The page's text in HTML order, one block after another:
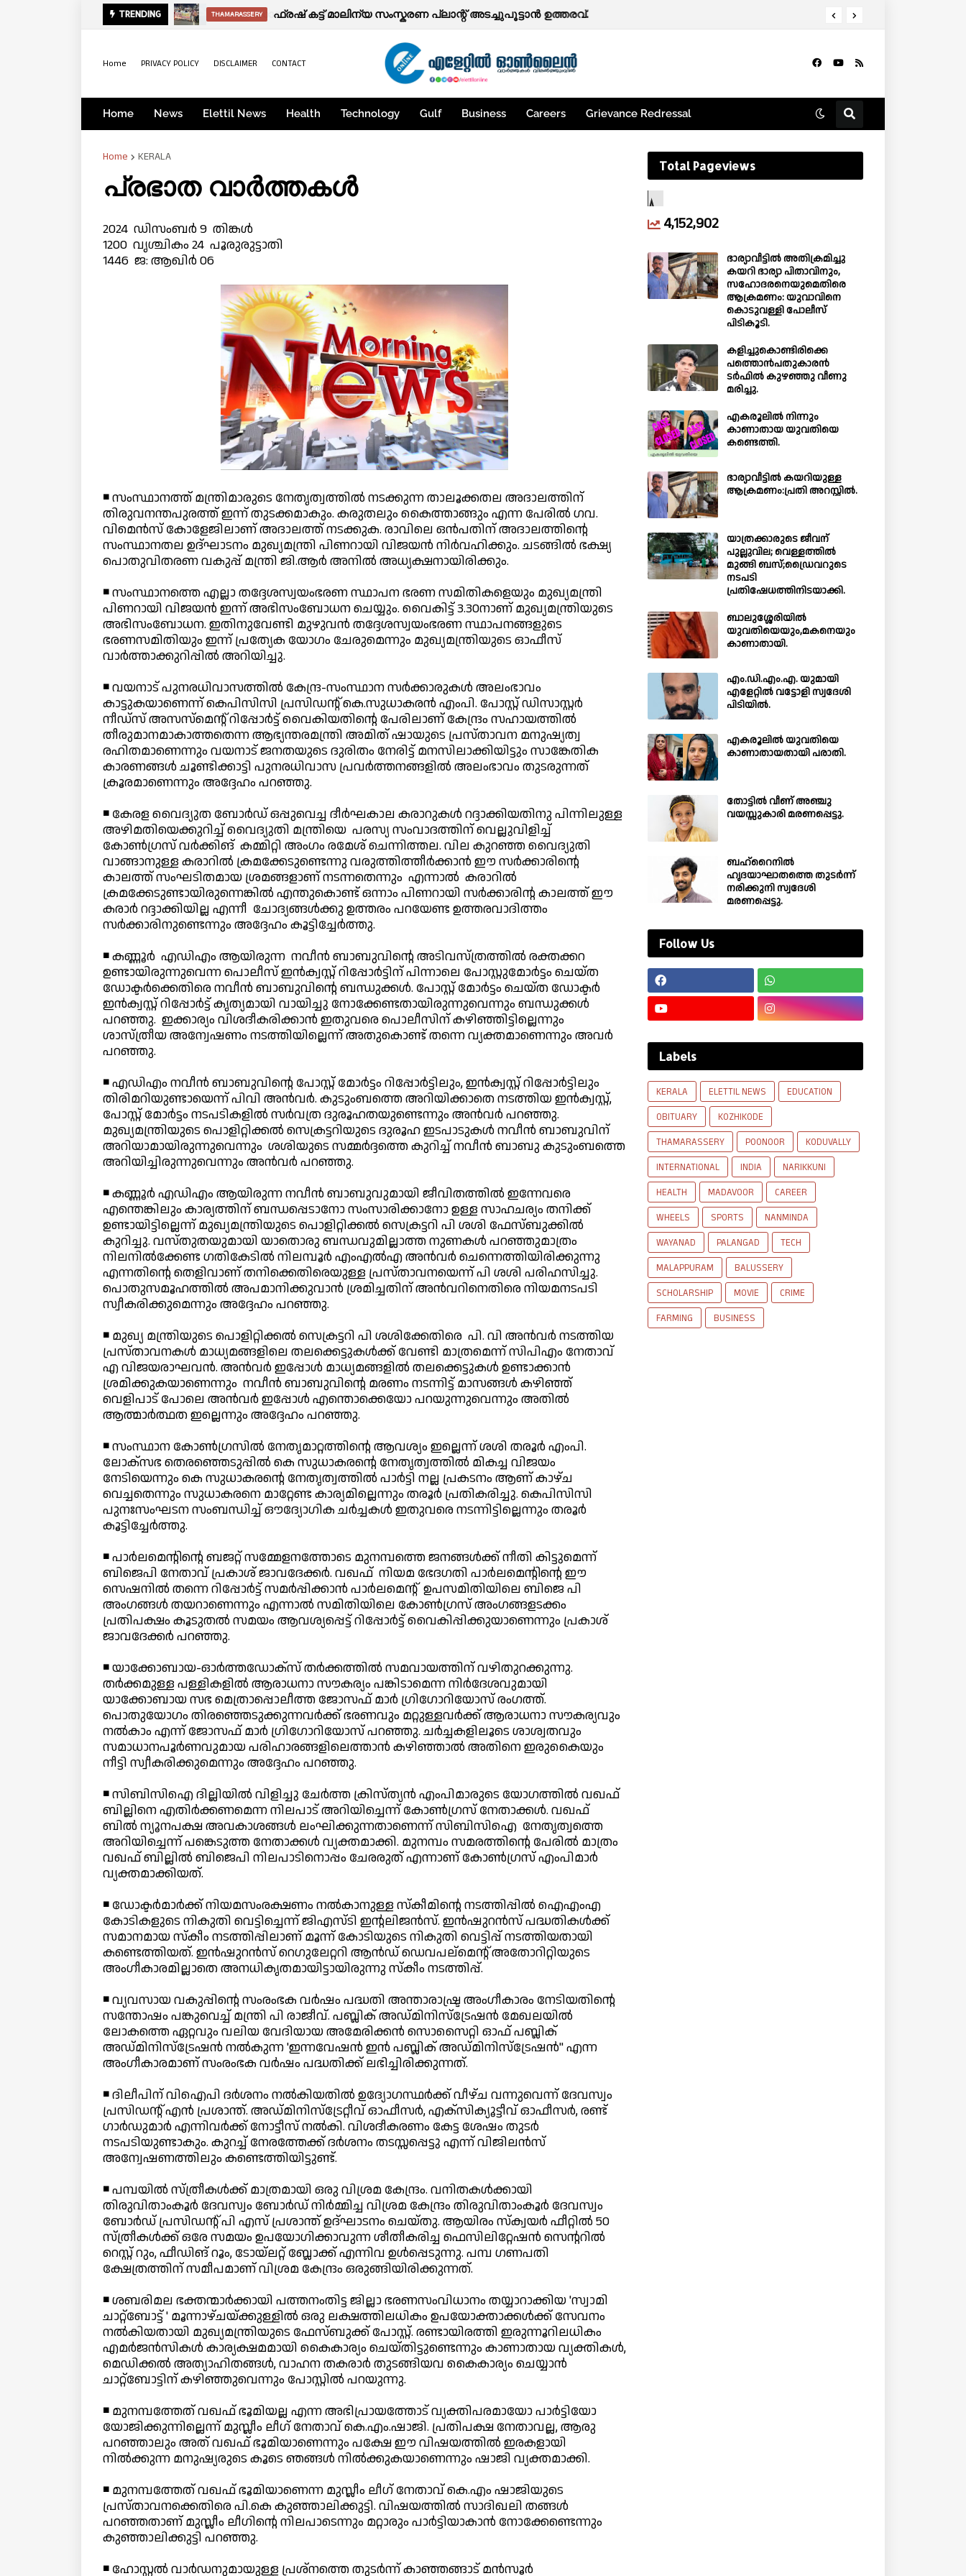
TRENDING KERALA സായാഹ്ന വാര്‍ത്തകള്‍.
Home PRIVACY POLICY DISCLAIMER CONTACT
Home News Elettil News Health Technology Gulf Business Careers Grievance Redressal
Home KERALA
പ്രഭാത വാർത്തകൾ
2024 ഡിസംബർ 9 തിങ്കൾ
1200 വൃശ്ചികം 24 പൂരുരുട്ടാതി
1446 ജ: ആഖിർ 06
◾ സംസ്ഥാനത്ത് മന്ത്രിമാരുടെ നേതൃത്വത്തില്‍ നടക്കുന്ന താലൂക്കതല അദാലത്തിന്
തിരുവനന്തപുരത്ത് ഇന്ന് തുടക്കമാകും. കരുതലും കൈത്താങ്ങും എന്ന പേരില്‍ ഗവ.
വിമെന്‍സ് കോളേജിലാണ് അദാലത്ത് നടക്കുക. രാവിലെ ഒന്‍പതിന് അദാലത്തിന്റെ
സംസ്ഥാനതല ഉദ്ഘാടനം മുഖ്യമന്ത്രി പിണറായി വിജയന്‍ നിര്‍വഹിക്കും. ചടങ്ങില്‍ ഭക്ഷ്യ
പൊതുവിതരണ വകുപ്പ് മന്ത്രി ജി.ആര്‍ അനില്‍ അധ്യക്ഷനായിരിക്കും.
◾ സംസ്ഥാനത്തെ എല്ലാ തദ്ദേശസ്വയംഭരണ സ്ഥാപന ഭരണ സമിതികളെയും മുഖ്യമന്ത്രി
പിണറായി വിജയന്‍ ഇന്ന് അഭിസംബോധന ചെയ്യും. വൈകിട്ട് 3.30നാണ് മുഖ്യമന്ത്രിയുടെ
അഭിസംബോധന. ഇതിനുവേണ്ടി മുഴുവന്‍ തദ്ദേശസ്വയംഭരണ സ്ഥാപനങ്ങളുടെ
ഭരണസമിതിയും ഇന്ന് പ്രത്യേക യോഗം ചേരുമെന്നും മുഖ്യമന്ത്രിയുടെ ഓഫീസ്
വാര്‍ത്താക്കുറിപ്പില്‍ അറിയിച്ചു.
◾ വയനാട് പുനരധിവാസത്തില്‍ കേന്ദ്ര-സംസ്ഥാന സര്‍ക്കാരുകള്‍ അലംഭാവം
കാട്ടുകയാണെന്ന് കെപിസിസി പ്രസിഡന്റ് കെ.സുധാകരന്‍ എംപി. പോസ്റ്റ് ഡിസാസ്റ്റര്‍
നീഡ്‌സ് അസസ്‌മെന്റ് റിപ്പോര്‍ട്ട് വൈകിയതിന്റെ പേരിലാണ് കേന്ദ്രം സഹായത്തില്‍
തീരുമാനമാകാത്തതെന്ന ആഭ്യന്തരമന്ത്രി അമിത് ഷായുടെ പ്രസ്താവന മനുഷ്യത്വ
രഹിതമാണെന്നും വയനാട് ജനതയുടെ ദുരിതം നേരിട്ട് മനസിലാക്കിയിട്ടും സാങ്കേതിക
കാരണങ്ങള്‍ ചൂണ്ടിക്കാട്ടി പുനരധിവാസ പ്രവര്‍ത്തനങ്ങളില്‍ അലംഭാവം തുടരുന്നത്
ക്രൂരമാണെന്നും അദ്ദേഹം പറഞ്ഞു.
◾ കേരള വൈദ്യുത ബോര്‍ഡ് ഒപ്പുവെച്ച ദീര്‍ഘകാല കരാറുകള്‍ റദ്ദാക്കിയതിനു പിന്നിലുള്ള
അഴിമതിയെക്കുറിച്ച് വൈദ്യുതി മന്ത്രിയെ പരസ്യ സംവാദത്തിന് വെല്ലുവിളിച്ച്
കോണ്‍ഗ്രസ് വര്‍ക്കിങ് കമ്മിറ്റി അംഗം രമേശ് ചെന്നിത്തല. വില കുറഞ്ഞ വൈദ്യുതി
വാങ്ങാനുള്ള കരാറില്‍ ക്രമക്കേടുണ്ടെന്നു വരുത്തിത്തീര്‍ക്കാന്‍ ഈ സര്‍ക്കാരിന്റെ
കാലത്ത് സംഘടിതമായ ശ്രമങ്ങളാണ് നടന്നതെന്നും എന്നാല്‍ കരാറില്‍
ക്രമക്കേടുണ്ടായിരുന്നെങ്കില്‍ എന്തുകൊണ്ട് ഒന്നാം പിണറായി സര്‍ക്കാരിന്റ കാലത്ത് ഈ
കരാര്‍ റദ്ദാക്കിയില്ല എന്നീ ചോദ്യങ്ങള്‍ക്കു ഉത്തരം പറയേണ്ട ഉത്തരവാദിത്തം
സര്‍ക്കാരിനുണ്ടെന്നും അദ്ദേഹം കൂട്ടിച്ചേര്‍ത്തു.
◾ കണ്ണൂര്‍ എഡിഎം ആയിരുന്ന നവീന്‍ ബാബുവിന്റെ അടിവസ്ത്രത്തില്‍ രക്തക്കറ
ഉണ്ടായിരുന്നുവെന്ന പൊലീസ് ഇന്‍ക്വസ്റ്റ് റിപ്പോര്‍ട്ടിന് പിന്നാലെ പോസ്റ്റുമോര്‍ട്ടം ചെയ്ത
ഡോക്ടര്‍ക്കെതിരെ നവീന്‍ ബാബുവിന്റെ ബന്ധുക്കള്‍. പോസ്റ്റ് മോര്‍ട്ടം ചെയ്ത ഡോക്ടര്‍
ഇന്‍ക്വസ്റ്റ് റിപ്പോര്‍ട്ട് കൃത്യമായി വായിച്ചു നോക്കേണ്ടതായിരുന്നുവെന്നും ബന്ധുക്കള്‍
പറഞ്ഞു. ഇക്കാര്യം വിശദീകരിക്കാന്‍ ഇതുവരെ പൊലീസിന് കഴിഞ്ഞിട്ടില്ലെന്നും
ശാസ്ത്രീയ അന്വേഷണം നടത്തിയില്ലെന്ന് അതുകൊണ്ട് തന്നെ വ്യക്തമാണെന്നും അവര്‍
പറഞ്ഞു.
◾ എഡിഎം നവീന്‍ ബാബുവിന്റെ പോസ്റ്റ് മോര്‍ട്ടം റിപ്പോര്‍ട്ടിലും, ഇന്‍ക്വസ്റ്റ് റിപ്പോര്‍ട്ടിലും
തിരിമറിയുണ്ടായെന്ന് പിവി അന്‍വര്‍. കുടുംബത്തെ അറിയിക്കാതെ നടത്തിയ ഇന്‍ക്വസ്റ്റ്,
പോസ്റ്റ് മോര്‍ട്ടം നടപടികളില്‍ സര്‍വത്ര ദുരൂഹതയുണ്ടെന്നും അന്‍വര്‍ പറഞ്ഞു.
മുഖ്യമന്ത്രിയുടെ പൊളിറ്റിക്കല്‍ സെക്രട്ടറിയുടെ ദുരൂഹ ഇടപാടുകള്‍ നവീന്‍ ബാബുവിന്
അറിയാമായിരുന്നുവെന്നും ശശിയുടെ സമ്മര്‍ദ്ദത്തെ കുറിച്ച് നവീന്‍ ബാബു കുടുംബത്തെ
അറിയിച്ചിരുന്നുവെന്നും അന്‍വര്‍ പറഞ്ഞു.
◾ കണ്ണൂര്‍ എഡിഎം ആയിരുന്ന നവീന്‍ ബാബുവുമായി ജീവിതത്തില്‍ ഇന്നേവരെ
എന്തെങ്കിലും കാര്യത്തിന് ബന്ധപ്പെടാനോ സംസാരിക്കാനോ ഉള്ള സാഹചര്യം തനിക്ക്
ഉണ്ടായിട്ടില്ലെന്ന് മുഖ്യമന്ത്രിയുടെ പൊളിറ്റിക്കല്‍ സെക്രട്ടറി പി ശശി ഫേസ്ബുക്കില്‍
കുറിച്ചു. വസ്തുതയുമായി യാതൊരു ബന്ധവുമില്ലാത്ത നുണകള്‍ പറഞ്ഞുമാത്രം
നിലനില്‍ക്കേണ്ട ഗതികേടില്‍ നിലമ്പൂര്‍ എംഎല്‍എ അന്‍വര്‍ ചെന്നെത്തിയിരിക്കുന്നു
എന്നതിന്റെ തെളിവാണ് തനിക്കെതിരെയുള്ള പ്രസ്താവനയെന്ന് പി ശശി പരിഹസിച്ചു.
പൊതുസമൂഹത്തില്‍ അപമാനിക്കുവാന്‍ ശ്രമിച്ചതിന് അന്‍വറിനെതിരെ നിയമനടപടി
സ്വീകരിക്കുമെന്നും അദ്ദേഹം പറഞ്ഞു.
◾ മുഖ്യ മന്ത്രിയുടെ പൊളിറ്റിക്കല്‍ സെക്രട്ടറി പി ശശിക്കേതിരെ പി. വി അന്‍വര്‍ നടത്തിയ
പ്രസ്താവനകള്‍ മാധ്യമങ്ങളിലെ തലക്കെട്ടുകള്‍ക്ക് വേണ്ടി മാത്രമെന്ന് സിപിഎം നേതാവ്
എ വിജയരാഘവന്‍. അന്‍വര്‍ ഇപ്പോള്‍ മാധ്യമങ്ങളില്‍ തലക്കെട്ടുകള്‍ ഉണ്ടാക്കാന്‍
ശ്രമിക്കുകയാണെന്നും നവീന്‍ ബാബുവിന്റെ മരണം നടന്നിട്ട് മാസങ്ങള്‍ കഴിഞ്ഞ്
വെളിപാട് പോലെ അന്‍വര്‍ ഇപ്പോള്‍ എന്തൊക്കെയോ പറയുന്നുവെന്നും അതില്‍
ആത്മാര്‍ത്ഥത ഇല്ലെന്നും അദ്ദേഹം പറഞ്ഞു.
◾ സംസ്ഥാന കോണ്‍ഗ്രസില്‍ നേതൃമാറ്റത്തിന്റെ ആവശ്യം ഇല്ലെന്ന് ശശി തരൂര്‍ എംപി.
ലോക്സഭ തെരഞ്ഞെടുപ്പില്‍ കെ സുധാകരന്റെ നേതൃത്വത്തില്‍ മികച്ച വിജയം
നേടിയെന്നും കെ സുധാകരന്റെ നേതൃത്വത്തില്‍ പാര്‍ട്ടി നല്ല പ്രകടനം ആണ് കാഴ്ച
വെച്ചതെന്നും സുധാകരനെ മാറ്റേണ്ട കാര്യമില്ലെന്നും തരൂര്‍ പ്രതികരിച്ചു. കെപിസിസി
പുനഃസംഘടന സംബന്ധിച്ച് ഔദ്യോഗിക ചര്‍ച്ചകള്‍ ഇതുവരെ നടന്നിട്ടില്ലെന്നും തരൂര്‍
കൂട്ടിച്ചേര്‍ത്തു.
◾ പാര്‍ലമെന്റിന്റെ ബജറ്റ് സമ്മേളനത്തോടെ മുനമ്പത്തെ ജനങ്ങള്‍ക്ക് നീതി കിട്ടുമെന്ന്
ബിജെപി നേതാവ് പ്രകാശ് ജാവദേക്കര്‍. വഖഫ് നിയമ ഭേദഗതി പാര്‍ലമെന്റിന്റെ ഈ
സെഷനില്‍ തന്നെ റിപ്പോര്‍ട്ട് സമര്‍പ്പിക്കാന്‍ പാര്‍ലമെന്റ് ഉപസമിതിയിലെ ബിജെ പി
അംഗങ്ങള്‍ തയറാണെന്നും എന്നാല്‍ സമിതിയിലെ കോണ്‍ഗ്രസ് അംഗങ്ങളടക്കം
പ്രതിപക്ഷം കൂടുതല്‍ സമയം ആവശ്യപ്പെട്ട് റിപ്പോര്‍ട്ട് വൈകിപ്പിക്കുയാണെന്നും പ്രകാശ്
ജാവദേക്കര്‍ പറഞ്ഞു.
◾ യാക്കോബായ-ഓര്‍ത്തഡോക്‌സ് തര്‍ക്കത്തില്‍ സമവായത്തിന് വഴിതുറക്കുന്നു.
തര്‍ക്കമുള്ള പള്ളികളില്‍ ആരാധനാ സൗകര്യം പങ്കിടാമെന്ന നിര്‍ദേശവുമായി
യാക്കോബായ സഭ മെത്രാപ്പൊലീത്ത ജോസഫ് മാര്‍ ഗ്രിഗോറിയോസ് രംഗത്ത്.
പൊതുയോഗം തിരഞ്ഞെടുക്കുന്നവര്‍ക്ക് ഭരണവും മറ്റുള്ളവര്‍ക്ക് ആരാധനാ സൗകര്യവും
നല്‍കാം എന്ന് ജോസഫ് മാര്‍ ഗ്രിഗോറിയോസ് പറഞ്ഞു. ചര്‍ച്ചകളിലൂടെ ശാശ്വതവും
സമാധാനപൂര്‍ണവുമായ പരിഹാരങ്ങളിലെത്താന്‍ കഴിഞ്ഞാല്‍ അതിനെ ഇരുകൈയും
നീട്ടി സ്വീകരിക്കുമെന്നും അദ്ദേഹം പറഞ്ഞു.
◾ സിബിസിഐ ദില്ലിയില്‍ വിളിച്ചു ചേര്‍ത്ത ക്രിസ്ത്യന്‍ എംപിമാരുടെ യോഗത്തില്‍ വഖഫ്
ബില്ലിനെ എതിര്‍ക്കണമെന്ന നിലപാട് അറിയിച്ചെന്ന് കോണ്‍ഗ്രസ് നേതാക്കള്‍. വഖഫ്
ബില്‍ ന്യൂനപക്ഷ അവകാശങ്ങള്‍ ലംഘിക്കുന്നതാണെന്ന് സിബിസിഐ നേതൃത്വത്തെ
അറിയിച്ചെന്ന് പങ്കെടുത്ത നേതാക്കള്‍ വ്യക്തമാക്കി. മുനമ്പം സമരത്തിന്റെ പേരില്‍ മാത്രം
വഖഫ് ബില്ലില്‍ ബിജെപി നിലപാടിനൊപ്പം ചേരരുത് എന്നാണ് കോണ്‍ഗ്രസ് എംപിമാര്‍
വ്യക്തമാക്കിയത്.
◾ ഡോക്ടര്‍മാര്‍ക്ക് നിയമസംരക്ഷണം നല്‍കാനുള്ള സ്‌കീമിന്റെ നടത്തിപ്പില്‍ ഐഎംഎ
കോടികളുടെ നികുതി വെട്ടിച്ചെന്ന് ജിഎസ്ടി ഇന്റലിജന്‍സ്. ഇന്‍ഷുറന്‍സ് പദ്ധതികള്‍ക്ക്
സമാനമായ സ്‌കീം നടത്തിപ്പിലാണ് മൂന്ന് കോടിയുടെ നികുതി വെട്ടിപ്പ് നടത്തിയതായി
കണ്ടെത്തിയത്. ഇന്‍ഷുറന്‍സ് റെഗുലേറ്ററി ആന്‍ഡ് ഡെവപല്മെന്റ് അതോറിറ്റിയുടെ
അംഗീകാരമില്ലാതെ അനധികൃതമായിട്ടായിരുന്നു സ്‌കീം നടത്തിപ്പ്.
◾ വ്യവസായ വകുപ്പിന്റെ സംരംഭക വര്‍ഷം പദ്ധതി അന്താരാഷ്ട്ര അംഗീകാരം നേടിയതിന്റെ
സന്തോഷം പങ്കുവെച്ച് മന്ത്രി പി രാജീവ്. പബ്ലിക് അഡ്മിനിസ്ട്രേഷന്‍ മേഖലയില്‍
ലോകത്തെ ഏറ്റവും വലിയ വേദിയായ അമേരിക്കന്‍ സൊസൈറ്റി ഓഫ് പബ്ലിക്
അഡ്മിനിസ്‌ട്രേഷന്‍ നല്‍കുന്ന 'ഇന്നവേഷന്‍ ഇന്‍ പബ്ലിക് അഡ്മിനിസ്ട്രേഷന്‍'' എന്ന
അംഗീകാരമാണ് സംരംഭക വര്‍ഷം പദ്ധതിക്ക് ലഭിച്ചിരിക്കുന്നത്.
◾ ദിലീപിന് വിഐപി ദര്‍ശനം നല്‍കിയതില്‍ ഉദ്യോഗസ്ഥര്‍ക്ക് വീഴ്ച വന്നുവെന്ന് ദേവസ്വം
പ്രസിഡന്റ് എന്‍ പ്രശാന്ത്. അഡ്മിനിസ്ട്രേറ്റീവ് ഓഫീസര്‍, എക്സിക്യൂട്ടീവ് ഓഫീസര്‍, രണ്ട്
ഗാര്‍ഡുമാര്‍ എന്നിവര്‍ക്ക് നോട്ടീസ് നല്‍കി. വിശദീകരണം കേട്ട ശേഷം തുടര്‍
നടപടിയുണ്ടാകും. കുറച്ച് നേരത്തേക്ക് ദര്‍ശനം തടസ്സപ്പെട്ടു എന്ന് വിജിലന്‍സ്
അന്വേഷണത്തിലും കണ്ടെത്തിയിട്ടുണ്ട്.
◾ പമ്പയില്‍ സ്ത്രീകള്‍ക്ക് മാത്രമായി ഒരു വിശ്രമ കേന്ദ്രം. വനിതകള്‍ക്കായി
തിരുവിതാംകൂര്‍ ദേവസ്വം ബോര്‍ഡ് നിര്‍മ്മിച്ച വിശ്രമ കേന്ദ്രം തിരുവിതാംകൂര്‍ ദേവസ്വം
ബോര്‍ഡ് പ്രസിഡന്റ് പി എസ് പ്രശാന്ത് ഉദ്ഘാടനം ചെയ്തു. ആയിരം സ്‌ക്വയര്‍ ഫീറ്റില്‍ 50
സ്ത്രീകള്‍ക്ക് ഒരേ സമയം ഉപയോഗിക്കാവുന്ന ശീതീകരിച്ച ഫെസിലിറ്റേഷന്‍ സെന്ററില്‍
റെസ്റ്റ് റും, ഫീഡിങ് റൂം, ടോയ്ലറ്റ് ബ്ലോക്ക് എന്നിവ ഉള്‍പ്പെടുന്നു. പമ്പ ഗണപതി
ക്ഷേത്രത്തിന് സമീപമാണ് വിശ്രമ കേന്ദ്രം ഒരുങ്ങിയിരിക്കുന്നത്.
◾ ശബരിമല ഭക്തന്മാര്‍ക്കായി പത്തനംതിട്ട ജില്ലാ ഭരണസംവിധാനം തയ്യാറാക്കിയ 'സ്വാമി
ചാറ്റ്ബോട്ട് ' മൂന്നാഴ്ചയ്ക്കുള്ളില്‍ ഒരു ലക്ഷത്തിലധികം ഉപയോക്താക്കള്‍ക്ക് സേവനം
നല്‍കിയതായി മുഖ്യമന്ത്രിയുടെ ഫേസ്ബുക്ക് പോസ്റ്റ്. രണ്ടായിരത്തി ഇരുന്നൂറിലധികം
എമര്‍ജന്‍സികള്‍ കാര്യക്ഷമമായി കൈകാര്യം ചെയ്തിട്ടുണ്ടെന്നും കാണാതായ വ്യക്തികള്‍,
മെഡിക്കല്‍ അത്യാഹിതങ്ങള്‍, വാഹന തകരാര്‍ തുടങ്ങിയവ കൈകാര്യം ചെയ്യാന്‍
ചാറ്റ്ബോട്ടിന് കഴിഞ്ഞുവെന്നും പോസ്റ്റില്‍ പറയുന്നു.
◾ മുനമ്പത്തേത് വഖഫ് ഭൂമിയല്ല എന്ന അഭിപ്രായത്തോട് വ്യക്തിപരമായോ പാര്‍ട്ടിയോ
യോജിക്കുന്നില്ലെന്ന് മുസ്ലീം ലീഗ് നേതാവ് കെ.എം.ഷാജി. പ്രതിപക്ഷ നേതാവല്ല, ആരു
പറഞ്ഞാലും അത് വഖഫ് ഭൂമിയാണെന്നും പക്ഷേ ഈ വിഷയത്തില്‍ ഇരകളായി
നില്‍ക്കുന്ന മനുഷ്യരുടെ കൂടെ ഞങ്ങള്‍ നില്‍ക്കുകയാണെന്നും ഷാജി വ്യക്തമാക്കി.
◾ മുനമ്പത്തേത് വഖഫ് ഭൂമിയാണെന്ന മുസ്ലീം ലീഗ് നേതാവ് കെ.എം ഷാജിയുടെ
പ്രസ്താവനക്കെതിരെ പി.കെ കുഞ്ഞാലിക്കുട്ടി. വിഷയത്തില്‍ സാദിഖലി തങ്ങള്‍
പറഞ്ഞതാണ് മുസ്ലീം ലീഗിന്റെ നിലപാടെന്നും മറ്റാരും പാര്‍ട്ടിയാകാന്‍ നോക്കേണ്ടെന്നും
കുഞ്ഞാലിക്കുട്ടി പറഞ്ഞു.
◾ ഹോസ്റ്റല്‍ വാര്‍ഡനുമായുള്ള പ്രശ്നത്തെ തുടര്‍ന്ന് കാഞ്ഞങ്ങാട് മന്‍സൂര്‍
Total Pageviews
4,152,902
ഭാര്യാവീട്ടിൽ അതിക്രമിച്ചു
കയറി ഭാര്യാ പിതാവിനും,
സഹോദരനെയുമെതിരെ
ആക്രമണം: യുവാവിനെ
കൊടുവള്ളി പോലീസ്
പിടികൂടി.
കളിച്ചുകൊണ്ടിരിക്കെ
പത്തൊൻപതുകാരൻ
ടർഫിൽ കുഴഞ്ഞു വീണു
മരിച്ചു.
എകരൂലിൽ നിന്നും
കാണാതായ യുവതിയെ
കണ്ടെത്തി.
ഭാര്യാവീട്ടിൽ കയറിയുള്ള
ആക്രമണം:പ്രതി അറസ്റ്റിൽ.
യാത്രക്കാരുടെ ജീവന്
പുല്ലുവില; വെള്ളത്തിൽ
മുങ്ങി ബസ്;ഡ്രൈവറുടെ
നടപടി
പ്രതിഷേധത്തിനിടയാക്കി.
ബാലുശ്ശേരിയില്‍
യുവതിയെയും,മകനെയും
കാണാതായി.
എം.ഡി.എം.എ. യുമായി
എളേറ്റിൽ വട്ടോളി സ്വദേശി
പിടിയിൽ.
എകരൂലിൽ യുവതിയെ
കാണാതായതായി പരാതി.
തോട്ടിൽ വീണ് അഞ്ചു
വയസ്സുകാരി മരണപ്പെട്ടു.
ബഹ്‌റൈനിൽ
ഹൃദയാഘാതത്തെ തുടർന്ന്
നരിക്കുനി സ്വദേശി
മരണപ്പെട്ടു.
Follow Us
Labels
KERALA ELETTIL NEWS
EDUCATION
OBITUARY
KOZHIKODE
THAMARASSERY
POONOOR
KODUVALLY
INTERNATIONAL
INDIA
NARIKKUNI
HEALTH
MADAVOOR
CAREER
WHEELS
SPORTS
NANMINDA
WAYANAD
PALANGAD
TECH
MALAPPURAM
BALUSSERY
SCHOLARSHIP
MOVIE
CRIME
FARMING
BUSINESS